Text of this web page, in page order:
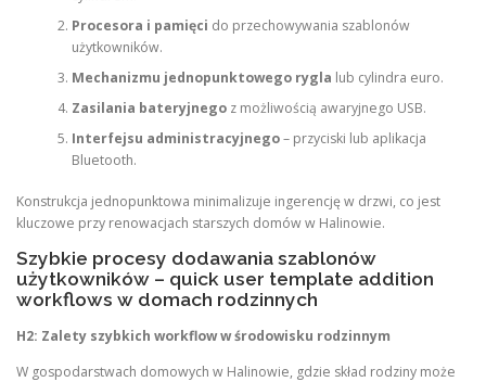
Procesora i pamięci do przechowywania szablonów
użytkowników.
Mechanizmu jednopunktowego rygla lub cylindra euro.
Zasilania bateryjnegoz możliwością awaryjnego USB.
Interfejsu administracyjnego– przyciski lub aplikacja
Bluetooth.
Konstrukcja jednopunktowa minimalizuje ingerencję w drzwi, co jest
kluczowe przy renowacjach starszych domów w Halinowie.
Szybkie procesy dodawania szablonów
użytkowników – quick user template addition
workflows w domach rodzinnych
H2: Zalety szybkich workflow w środowisku rodzinnym
W gospodarstwach domowych w Halinowie, gdzie skład rodziny może